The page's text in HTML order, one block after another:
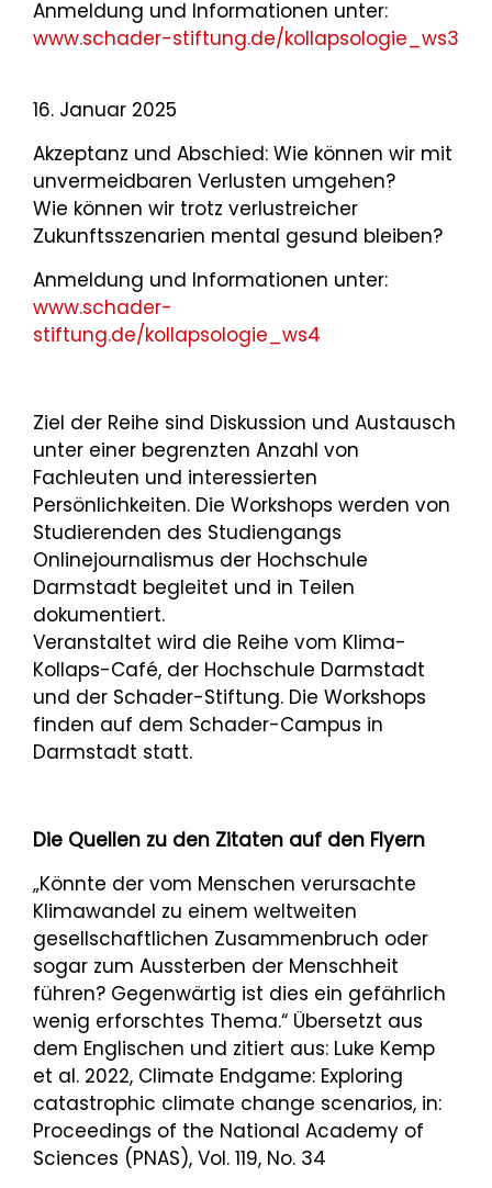
Anmeldung und Informationen unter:
www.schader-stiftung.de/kollapsologie_ws3
16. Januar 2025
Akzeptanz und Abschied: Wie können wir mit
unvermeidbaren Verlusten umgehen?
Wie können wir trotz verlustreicher
Zukunftsszenarien mental gesund bleiben?
Anmeldung und Informationen unter:
www.schader-
stiftung.de/kollapsologie_ws4
Ziel der Reihe sind Diskussion und Austausch
unter einer begrenzten Anzahl von
Fachleuten und interessierten
Persönlichkeiten. Die Workshops werden von
Studierenden des Studiengangs
Onlinejournalismus der Hochschule
Darmstadt begleitet und in Teilen
dokumentiert.
Veranstaltet wird die Reihe vom Klima-
Kollaps-Café, der Hochschule Darmstadt
und der Schader-Stiftung. Die Workshops
finden auf dem Schader-Campus in
Darmstadt statt.
Die Quellen zu den Zitaten auf den Flyern
„Könnte der vom Menschen verursachte
Klimawandel zu einem weltweiten
gesellschaftlichen Zusammenbruch oder
sogar zum Aussterben der Menschheit
führen? Gegenwärtig ist dies ein gefährlich
wenig erforschtes Thema.“ Übersetzt aus
dem Englischen und zitiert aus: Luke Kemp
et al. 2022, Climate Endgame: Exploring
catastrophic climate change scenarios, in:
Proceedings of the National Academy of
Sciences (PNAS), Vol. 119, No. 34